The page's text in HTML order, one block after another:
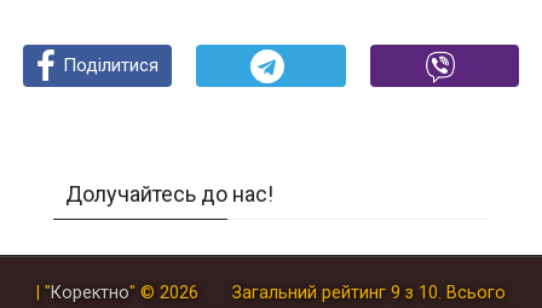
Поділитися
Поділитися
Поділитися
Долучайтесь до нас!
| "Коректно" © 2026 Загальний рейтинг 9 з 10. Всього